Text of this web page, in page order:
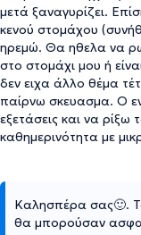
μετά ξαναγυρίζει.
κενού στομάχου
ηρεμώ. Θα ηθελα να
στο στομάχι μου ή
δεν ειχα άλλο θέμα
παίρνω σκευασμα. Ο
εξετάσεις και να ρίξω
καθημερινότητα με
Καλησπέρα σας🙂.
θα μπορούσαν